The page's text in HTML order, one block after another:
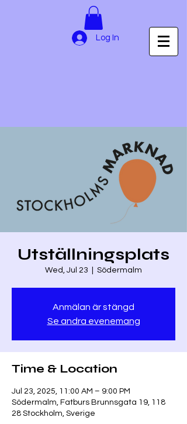
Log In
Utställningsplats
Wed, Jul 23 Södermalm
Anmälan är stängd
Se andra evenemang
Time & Location
Jul 23, 2025, 11:00 AM – 9:00 PM
Södermalm, Fatburs Brunnsgata 19, 118
28 Stockholm, Sverige